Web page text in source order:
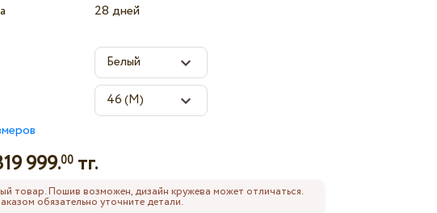
28 дней
999.00 тг.
товар. Пошив возможен, дизайн кружева может отличаться.
обязательно уточните детали.